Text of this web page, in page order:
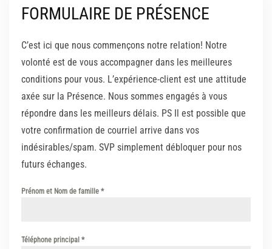
FORMULAIRE DE PRÉSENCE
C’est ici que nous commençons notre relation! Notre
volonté est de vous accompagner dans les meilleures
conditions pour vous. L’expérience-client est une attitude
axée sur la Présence. Nous sommes engagés à vous
répondre dans les meilleurs délais. PS Il est possible que
votre confirmation de courriel arrive dans vos
indésirables/spam. SVP simplement débloquer pour nos
futurs échanges.
Prénom et Nom de famille *
Téléphone principal *